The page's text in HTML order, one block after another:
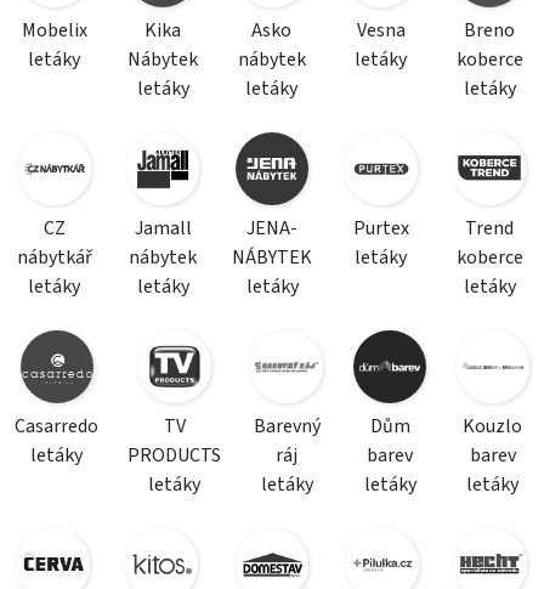
Mobelix
letáky
Kika
Nábytek
letáky
Asko
nábytek
letáky
Vesna
letáky
Breno
koberce
letáky
CZ
nábytkář
letáky
Jamall
nábytek
letáky
JENA-
NÁBYTEK
letáky
Purtex
letáky
Trend
koberce
letáky
Casarredo
letáky
TV
PRODUCTS
letáky
Barevný
ráj
letáky
Dům
barev
letáky
Kouzlo
barev
letáky